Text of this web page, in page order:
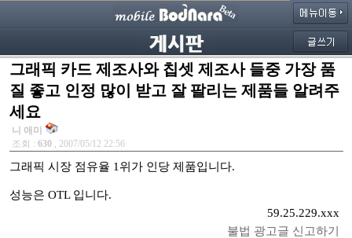
그래픽 카드 제조사와 칩셋 제조사 들중 가장 품
질 좋고 인정 많이 받고 잘 팔리는 제품들 알려주
세요
니 애미
조회 : 630 , 2007/05/12 22:56
그래픽 시장 점유율 1위가 인당 제품입니다.
성능은 OTL 입니다.
59.25.229.xxx
불법 광고글 신고하기